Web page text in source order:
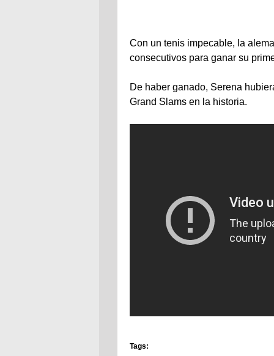
Con un tenis impecable, la
consecutivos para ganar su
De haber ganado, Serena
Grand Slams en la historia.
Tags: